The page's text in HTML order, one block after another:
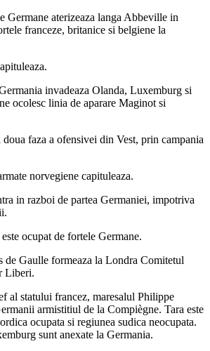
Germane aterizeaza langa Abbeville in
franceze, britanice si belgiene la
invadeaza Olanda, Luxemburg si
ocolesc linia de aparare Maginot si
doua faza a ofensivei din Vest, prin campania
norvegiene capituleaza.
in razboi de partea Germaniei, impotriva
ocupat de fortele Germane.
de Gaulle formeaza la Londra Comitetul
Liberi.
al statului francez, maresalul Philippe
armistitiul de la Compiègne. Tara este
ocupata si regiunea sudica neocupata.
sunt anexate la Germania.